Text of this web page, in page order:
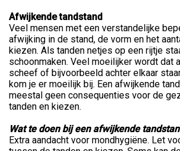
Afwijkende tandstand
Veel mensen met een verstandelijke
afwijking in de stand, de vorm en het
kiezen. Als tanden netjes op een rijtje
schoonmaken. Veel moeilijker wordt dat
scheef of bijvoorbeeld achter elkaar
kom je er moeilijk bij. Een afwijkende
meestal geen consequenties voor de
tanden en kiezen.
Wat te doen bij een afwijkende
Extra aandacht voor mondhygiëne. Let